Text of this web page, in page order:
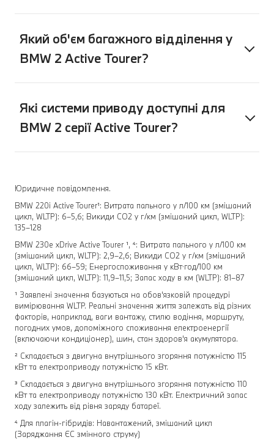
Який об'єм багажного відділення у
BMW 2 Active Tourer?
Які системи приводу доступні для
BMW 2 серії Active Tourer?
Юридичне повідомлення.
BMW 220i Active Tourer¹: Витрата пального у л/100 км (змішаний
цикл, WLTP): 6–5,6; Викиди СО2 у г/км (змішаний цикл, WLTP):
135–128
BMW 230e xDrive Active Tourer ¹, ⁴: Витрата пального у л/100 км
(змішаний цикл, WLTP): 2,9–2,6; Викиди CO2 у г/км (змішаний
цикл, WLTP): 66–59; Енергоспоживання у кВт⋅год/100 км
(змішаний цикл, WLTP): 11,9–11,5; Запас ходу в км (WLTP): 81–87
¹ Заявлені значення базуються на обов'язковій процедурі
вимірювання WLTP. Реальні значення життя залежать від різних
факторів, наприклад, ваги вантажу, стилю водіння, маршруту,
погодних умов, допоміжного споживання електроенергії
(включаючи кондиціонер), шин, стан здоров'я акумулятора.
² Складається з двигуна внутрішнього згоряння потужністю 115
кВт та електроприводу потужністю 15 кВт.
³ Складається з двигуна внутрішнього згоряння потужністю 110
кВт та електроприводу потужністю 130 кВт. Електричний запас
ходу залежить від рівня заряду батареї.
⁴ Для плагін-гібридів: Навантажений, змішаний цикл
(Заряджання ЄС змінного струму)